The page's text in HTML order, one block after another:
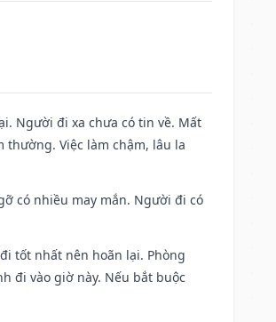
Người đi xa chưa có tin về. Mất
Việc làm chậm, lâu la
có nhiều may mắn. Người đi có
tốt nhất nên hoãn lại. Phòng
đi vào giờ này. Nếu bắt buộc